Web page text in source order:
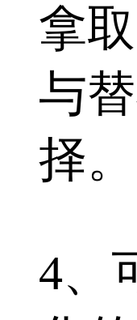
拿
与
择。
4、